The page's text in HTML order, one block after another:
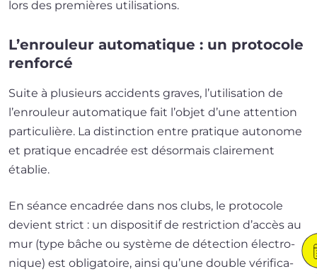
lors des pre­mières utilisations.
L’enrouleur automatique : un protocole
renforcé
Suite à plu­sieurs acci­dents graves, l’u­ti­li­sa­tion de
l’en­rou­leur auto­ma­tique fait l’ob­jet d’une atten­tion
par­ti­cu­lière. La dis­tinc­tion entre pra­tique auto­nome
et pra­tique enca­drée est désor­mais clai­re­ment
établie.
En séance enca­drée dans nos clubs, le pro­to­cole
devient strict : un dis­po­si­tif de res­tric­tion d’ac­cès au
mur (type bâche ou sys­tème de détec­tion élec­tro­
nique) est obli­ga­toire, ain­si qu’une double véri­fi­ca­